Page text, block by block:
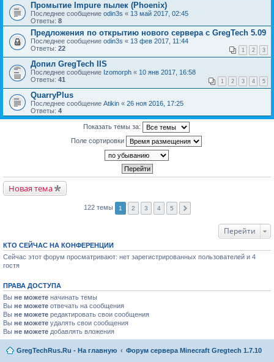
Промытие Impure пылек (Phoenix)
Последнее сообщение odin3s « 13 май 2017, 02:45
Ответы: 8
Предложения по открытию нового сервера c GregTech 5.09
Последнее сообщение odin3s « 13 фев 2017, 11:44
Ответы: 22 1 2 3
Допил GregTech IIS
Последнее сообщение Izomorph « 10 янв 2017, 16:58
Ответы: 41 1 2 3 4 5
QuarryPlus
Последнее сообщение Atikin « 26 ноя 2016, 17:25
Ответы: 4
Показать темы за:
Поле сортировки
Новая тема
122 темы 1 2 3 4 5
Перейти
КТО СЕЙЧАС НА КОНФЕРЕНЦИИ
Сейчас этот форум просматривают: нет зарегистрированных пользователей и 4
гостя
ПРАВА ДОСТУПА
Вы не можете начинать темы
Вы не можете отвечать на сообщения
Вы не можете редактировать свои сообщения
Вы не можете удалять свои сообщения
Вы не можете добавлять вложения
GregTechRus.Ru - На главную Форум сервера Minecraft Gregtech 1.7.10